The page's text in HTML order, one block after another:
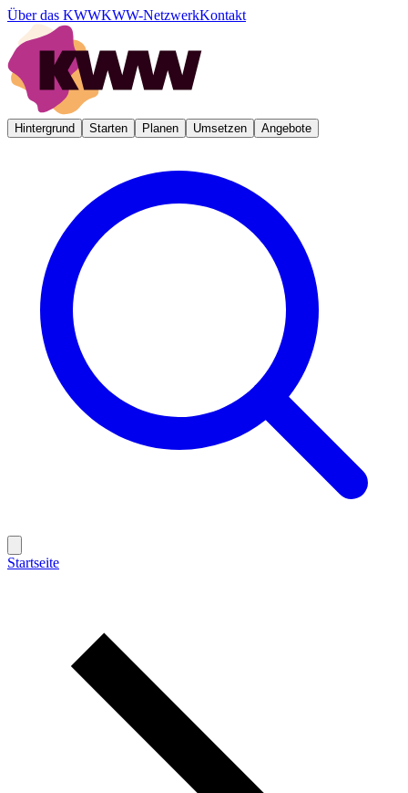
Über das KWWKWW-NetzwerkKontakt
Hintergrund Starten Planen Umsetzen Angebote
Startseite